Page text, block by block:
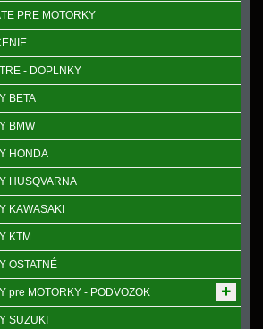
PRE MOTORKY
- DOPLNKY
BETA
BMW
HONDA
HUSQVARNA
KAWASAKI
KTM
OSTATNÉ
pre MOTORKY - PODVOZOK
SUZUKI